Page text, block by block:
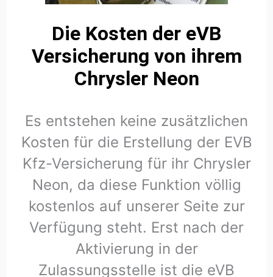
Die Kosten der eVB
Versicherung von ihrem
Chrysler Neon
Es entstehen keine zusätzlichen
Kosten für die Erstellung der EVB
Kfz-Versicherung für ihr Chrysler
Neon, da diese Funktion völlig
kostenlos auf unserer Seite zur
Verfügung steht. Erst nach der
Aktivierung in der
Zulassungsstelle ist die eVB